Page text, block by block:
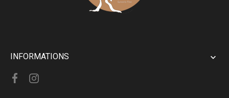
INFORMATIONS 